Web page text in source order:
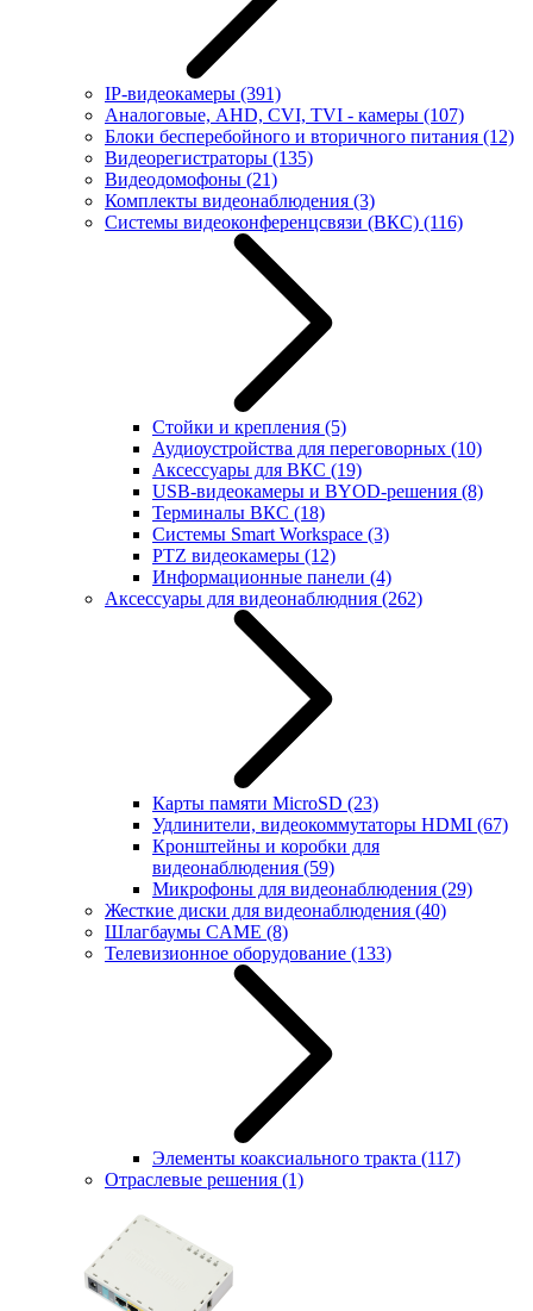
IP-видеокамеры (391)
Аналоговые, AHD, CVI, TVI - камеры (107)
Блоки бесперебойного и вторичного питания (12)
Видеорегистраторы (135)
Видеодомофоны (21)
Комплекты видеонаблюдения (3)
Системы видеоконференцсвязи (ВКС) (116)
Стойки и крепления (5)
Аудиоустройства для переговорных (10)
Аксессуары для ВКС (19)
USB-видеокамеры и BYOD-решения (8)
Терминалы ВКС (18)
Системы Smart Workspace (3)
PTZ видеокамеры (12)
Информационные панели (4)
Аксессуары для видеонаблюдния (262)
Карты памяти MicroSD (23)
Удлинители, видеокоммутаторы HDMI (67)
Кронштейны и коробки для
видеонаблюдения (59)
Микрофоны для видеонаблюдения (29)
Жесткие диски для видеонаблюдения (40)
Шлагбаумы CAME (8)
Телевизионное оборудование (133)
Элементы коаксиального тракта (117)
Отраслевые решения (1)